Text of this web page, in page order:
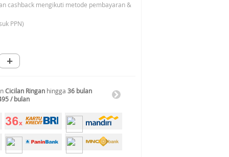
cashback mengikuti metode pembayaran &
PPN)
+
Cicilan Ringan hingga 36 bulan
/ bulan